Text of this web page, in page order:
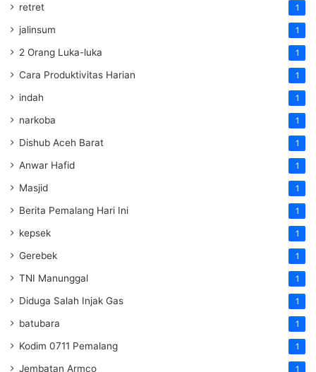
retret 1
jalinsum 1
2 Orang Luka-luka 1
Cara Produktivitas Harian 1
indah 1
narkoba 1
Dishub Aceh Barat 1
Anwar Hafid 1
Masjid 1
Berita Pemalang Hari Ini 1
kepsek 1
Gerebek 1
TNI Manunggal 1
Diduga Salah Injak Gas 1
batubara 1
Kodim 0711 Pemalang 1
Jembatan Armco 1